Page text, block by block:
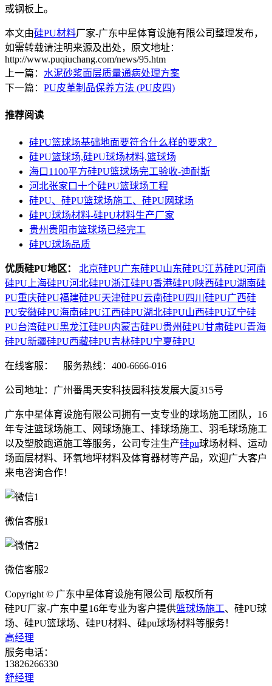
或钢板上。
本文由硅PU材料厂家-广东中星体育设施有限公司整理发布，
如需转载请注明来源及出处，原文地址：
http://www.puqiuchang.com/news/95.htm
上一篇： 水泥砂浆面层质量通病处理方案
下一篇： PU皮革制品保养方法 (PU皮四)
推荐阅读
硅PU篮球场基础地面要符合什么样的要求？
硅PU篮球场,硅PU球场材料,篮球场
海口1100平方硅PU篮球场完工验收-迪耐斯
河北张家口十个硅PU篮球场工程
硅PU、硅PU篮球场施工、硅PU网球场
硅PU球场材料-硅PU材料生产厂家
贵州贵阳市篮球场已经完工
硅PU球场品质
优质硅PU地区： 北京硅PU广东硅PU山东硅PU江苏硅PU河南
硅PU 上海硅PU河北硅PU浙江硅PU香港硅PU陕西硅PU湖南硅
PU重庆硅PU福建硅PU天津硅PU云南硅PU四川硅PU广西硅
PU安徽硅PU海南硅PU江西硅PU湖北硅PU山西硅PU辽宁硅
PU台湾硅PU黑龙江硅PU内蒙古硅PU贵州硅PU甘肃硅PU青海
硅PU新疆硅PU西藏硅PU吉林硅PU宁夏硅PU
在线客服： 服务热线：400-6666-016
公司地址：广州番禺天安科技园科技发展大厦315号
广东中星体育设施有限公司拥有一支专业的球场施工团队，16
年专注篮球场施工、网球场施工、排球场施工、羽毛球场施工
以及塑胶跑道施工等服务，公司专注生产硅pu球场材料、运动
场面层材料、环氧地坪材料及体育器材等产品，欢迎广大客户
来电咨询合作！
微信客服1
微信客服2
Copyright © 广东中星体育设施有限公司 版权所有
硅PU厂家-广东中星16年专业为客户提供篮球场施工、硅PU球
场、硅PU篮球场、硅PU材料、硅pu球场材料等服务！
高经理
服务电话：
13826266330
舒经理